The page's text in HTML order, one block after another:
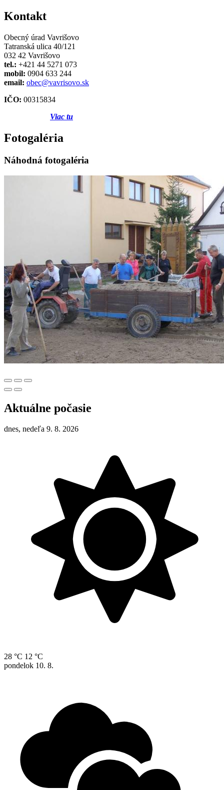
Kontakt
Obecný úrad Vavrišovo
Tatranská ulica 40/121
032 42 Vavrišovo
tel.: +421 44 5271 073
mobil: 0904 633 244
email: obec@vavrisovo.sk
IČO: 00315834
Viac tu
Fotogaléria
Náhodná fotogaléria
Aktuálne počasie
dnes, nedeľa 9. 8. 2026
28 °C 12 °C
pondelok 10. 8.